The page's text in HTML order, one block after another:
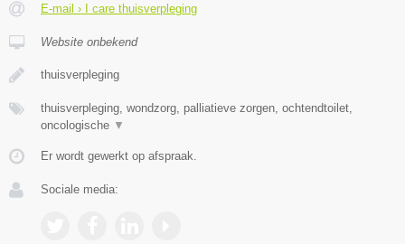
E-mail › I care thuisverpleging
Website onbekend
thuisverpleging
thuisverpleging, wondzorg, palliatieve zorgen, ochtendtoilet,
oncologische ▼
Er wordt gewerkt op afspraak.
Sociale media: